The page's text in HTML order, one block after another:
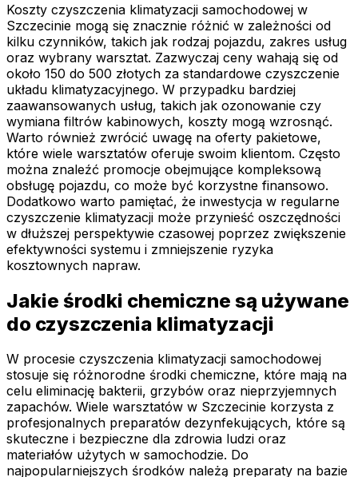
Koszty czyszczenia klimatyzacji samochodowej w
Szczecinie mogą się znacznie różnić w zależności od
kilku czynników, takich jak rodzaj pojazdu, zakres usług
oraz wybrany warsztat. Zazwyczaj ceny wahają się od
około 150 do 500 złotych za standardowe czyszczenie
układu klimatyzacyjnego. W przypadku bardziej
zaawansowanych usług, takich jak ozonowanie czy
wymiana filtrów kabinowych, koszty mogą wzrosnąć.
Warto również zwrócić uwagę na oferty pakietowe,
które wiele warsztatów oferuje swoim klientom. Często
można znaleźć promocje obejmujące kompleksową
obsługę pojazdu, co może być korzystne finansowo.
Dodatkowo warto pamiętać, że inwestycja w regularne
czyszczenie klimatyzacji może przynieść oszczędności
w dłuższej perspektywie czasowej poprzez zwiększenie
efektywności systemu i zmniejszenie ryzyka
kosztownych napraw.
Jakie środki chemiczne są używane
do czyszczenia klimatyzacji
W procesie czyszczenia klimatyzacji samochodowej
stosuje się różnorodne środki chemiczne, które mają na
celu eliminację bakterii, grzybów oraz nieprzyjemnych
zapachów. Wiele warsztatów w Szczecinie korzysta z
profesjonalnych preparatów dezynfekujących, które są
skuteczne i bezpieczne dla zdrowia ludzi oraz
materiałów użytych w samochodzie. Do
najpopularniejszych środków należą preparaty na bazie